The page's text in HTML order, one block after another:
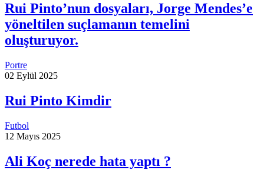
Rui Pinto’nun dosyaları, Jorge Mendes’e
yöneltilen suçlamanın temelini
oluşturuyor.
Portre
02 Eylül 2025
Rui Pinto Kimdir
Futbol
12 Mayıs 2025
Ali Koç nerede hata yaptı ?